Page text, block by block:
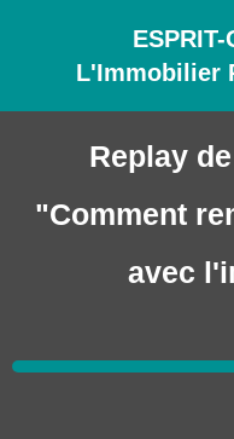
ESPRIT-
L'Immobilier
Replay
"Comment
avec